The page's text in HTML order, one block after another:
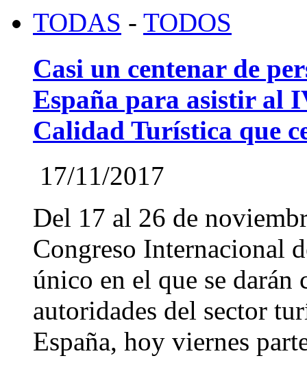
TODAS - TODOS
Casi un centenar de
España para asistir al
Calidad Turística que
17/11/2017
Del 17 al 26 de
Congreso Internacional
único en el que se darán
autoridades del sector
España, hoy viernes